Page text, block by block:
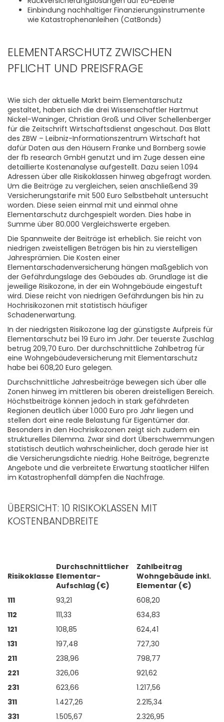
Einbindung nachhaltiger Finanzierungsinstrumente
wie Katastrophenanleihen (CatBonds)
ELEMENTARSCHUTZ ZWISCHEN
PFLICHT UND PREISFRAGE
Wie sich der aktuelle Markt beim Elementarschutz
gestaltet, haben sich die drei Wissenschaftler Hartmut
Nickel-Waninger, Christian Groß und Oliver Schellenberger
für die Zeitschrift Wirtschaftsdienst angeschaut. Das Blatt
des ZBW – Leibniz-Informationszentrum Wirtschaft hat
dafür Daten aus den Häusern Franke und Bornberg sowie
der fb research GmbH genutzt und im Zuge dessen eine
detaillierte Kostenanalyse aufgestellt. Dazu seien 1.094
Adressen über alle Risikoklassen hinweg abgefragt worden.
Um die Beiträge zu vergleichen, seien anschließend 39
Versicherungstarife mit 500 Euro Selbstbehalt untersucht
worden. Diese seien einmal mit und einmal ohne
Elementarschutz durchgespielt worden. Dies habe in
Summe über 80.000 Vergleichswerte ergeben.
Die Spannweite der Beiträge ist erheblich. Sie reicht von
niedrigen zweistelligen Beträgen bis hin zu vierstelligen
Jahresprämien. Die Kosten einer
Elementarschadenversicherung hängen maßgeblich von
der Gefährdungslage des Gebäudes ab. Grundlage ist die
jeweilige Risikozone, in der ein Wohngebäude eingestuft
wird. Diese reicht von niedrigen Gefährdungen bis hin zu
Hochrisikozonen mit statistisch häufiger
Schadenerwartung.
In der niedrigsten Risikozone lag der günstigste Aufpreis für
Elementarschutz bei 19 Euro im Jahr. Der teuerste Zuschlag
betrug 209,70 Euro. Der durchschnittliche Zahlbetrag für
eine Wohngebäudeversicherung mit Elementarschutz
habe bei 608,20 Euro gelegen.
Durchschnittliche Jahresbeiträge bewegen sich über alle
Zonen hinweg im mittleren bis oberen dreistelligen Bereich.
Höchstbeiträge können jedoch in stark gefährdeten
Regionen deutlich über 1.000 Euro pro Jahr liegen und
stellen dort eine reale Belastung für Eigentümer dar.
Besonders in den Hochrisikozonen zeigt sich zudem ein
strukturelles Dilemma. Zwar sind dort Überschwemmungen
statistisch deutlich wahrscheinlicher, doch gerade hier ist
die Versicherungsdichte niedrig. Hohe Beiträge, begrenzte
Angebote und die verbreitete Erwartung staatlicher Hilfen
im Katastrophenfall dämpfen die Nachfrage.
ÜBERSICHT: 10 RISIKOKLASSEN MIT
KOSTENBANDBREITE
Risikoklasse
Durchschnittlicher
Elementar-
Aufschlag (€)
Zahlbeitrag
Wohngebäude inkl.
Elementar (€)
111
93,21
608,20
112
111,33
634,83
121
108,85
624,41
131
197,48
727,30
211
238,96
798,77
221
326,06
921,62
231
623,66
1.217,56
311
1.427,26
2.215,34
331
1.505,67 2.326,95